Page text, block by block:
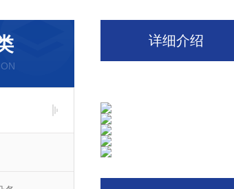
详细介绍